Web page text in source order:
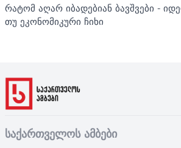
რატომ აღარ იბადებიან ბავშვები -
თუ ეკონომიკური ჩიხი
საქართველოს ამბები